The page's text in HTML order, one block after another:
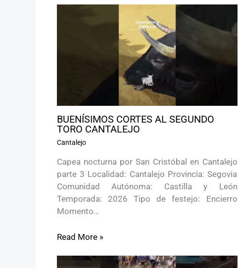
BUENÍSIMOS CORTES AL SEGUNDO
TORO CANTALEJO
Cantalejo
Capea nocturna por San Cristóbal en Cantalejo
parte 3 Localidad: Cantalejo Provincia: Segovia
Comunidad Autónoma: Castilla y León
Temporada: 2026 Tipo de festejo: Encierro
Momento…
Read More »